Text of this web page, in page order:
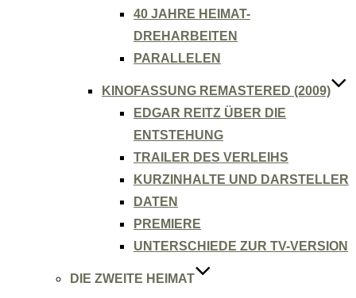
40 JAHRE HEIMAT-
DREHARBEITEN
PARALLELEN
KINOFASSUNG REMASTERED (2009)
EDGAR REITZ ÜBER DIE
ENTSTEHUNG
TRAILER DES VERLEIHS
KURZINHALTE UND DARSTELLER
DATEN
PREMIERE
UNTERSCHIEDE ZUR TV-VERSION
DIE ZWEITE HEIMAT